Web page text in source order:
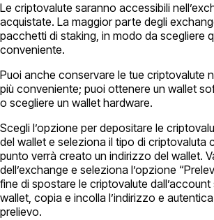
Le criptovalute saranno accessibili
acquistate. La maggior parte degli
pacchetti di staking, in modo da scegliere
conveniente.
Puoi anche conservare le tue criptovalute
più conveniente; puoi ottenere un wallet
o scegliere un wallet hardware.
Scegli l’opzione per depositare le
del wallet e seleziona il tipo di criptovaluta
punto verrà creato un indirizzo del wallet.
dell’exchange e seleziona l’opzione
fine di spostare le criptovalute dall’account
wallet, copia e incolla l’indirizzo e
prelievo.